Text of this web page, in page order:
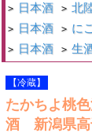
> 日本酒 > 北
> 日本酒 > に
> 日本酒 > 生
【冷蔵】
たかちよ桃
酒 新潟県高